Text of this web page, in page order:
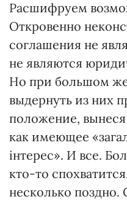
Расшифруем
Откровенно
соглашения не
не являются
Но при большом
выдернуть из них
положение,
как имеющее
інтерес». И все.
кто-то
несколько поздно.